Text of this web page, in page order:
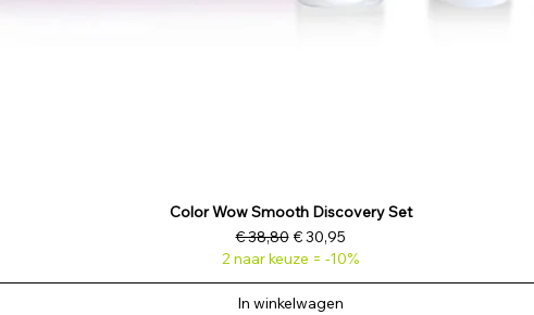
Color Wow Smooth Discovery Set
Normale prijs
€ 38,80 Verkoopprijs
€ 30,95
2 naar keuze = -10%
In winkelwagen